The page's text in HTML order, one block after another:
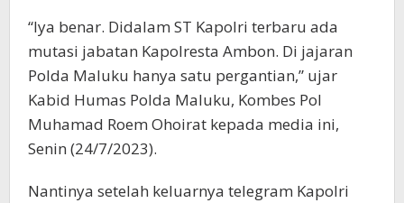
“Iya benar. Didalam ST Kapolri terbaru ada
mutasi jabatan Kapolresta Ambon. Di jajaran
Polda Maluku hanya satu pergantian,” ujar
Kabid Humas Polda Maluku, Kombes Pol
Muhamad Roem Ohoirat kepada media ini,
Senin (24/7/2023).
Nantinya setelah keluarnya telegram Kapolri